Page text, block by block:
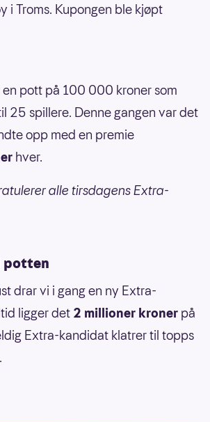
i Troms. Kupongen ble kjøpt
en pott på 100 000 kroner som
25 spillere. Denne gangen var det
opp med en premie
hver.
alle tirsdagens Extra-
drar vi i gang en ny Extra-
ligger det 2 millioner kroner på
Extra-kandidat klatrer til topps